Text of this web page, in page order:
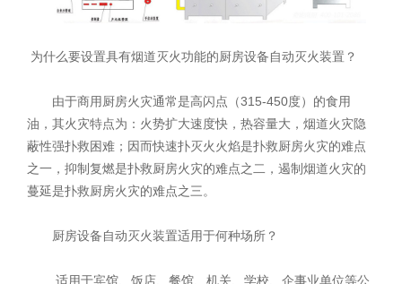
为什么要设置具有烟道灭火功能的厨房设备自动灭火装置？
由于商用厨房火灾通常是高闪点（315-450度）的食用
油，其火灾特点为：火势扩大速度快，热容量大，烟道火灾隐
蔽性强扑救困难；因而快速扑灭火火焰是扑救厨房火灾的难点
之一，抑制复燃是扑救厨房火灾的难点之二，遏制烟道火灾的
蔓延是扑救厨房火灾的难点之三。
厨房设备自动灭火装置适用于何种场所？
适用于宾馆、饭店、餐馆、机关、学校、企事业单位等公